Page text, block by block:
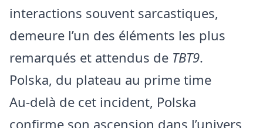
interactions souvent sarcastiques,
demeure l’un des éléments les plus
remarqués et attendus de TBT9.
Polska, du plateau au prime time
Au-delà de cet incident, Polska
confirme son ascension dans l’univers